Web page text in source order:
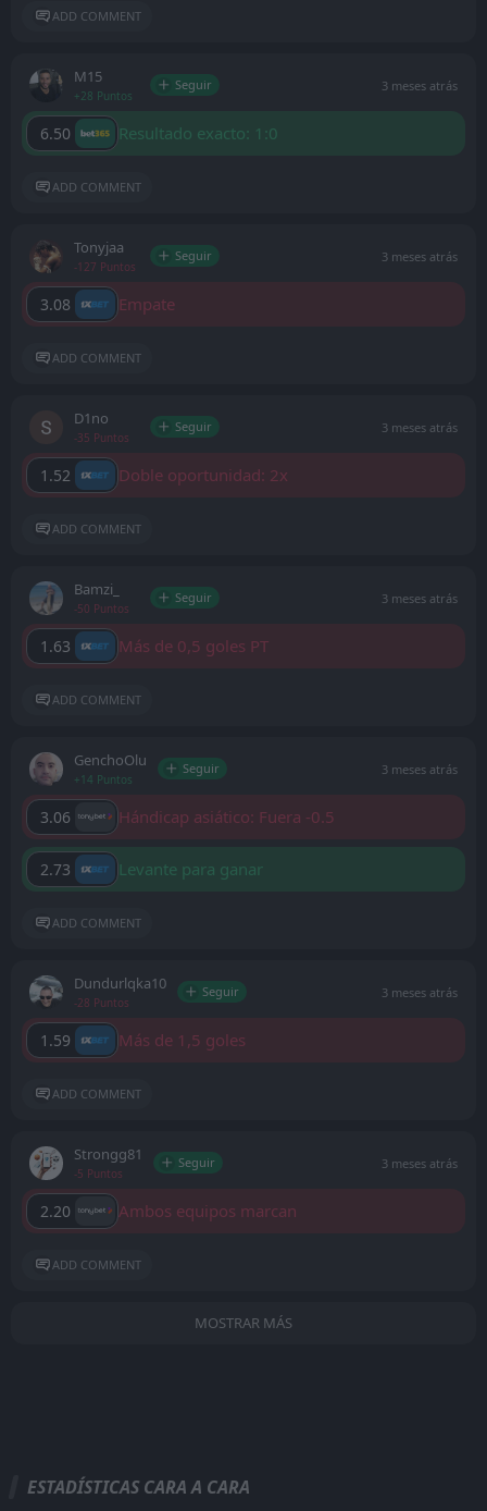
ADD COMMENT
M15
+28 Puntos
Seguir 3 meses atrás
6.50 Resultado exacto: 1:0
ADD COMMENT
Tonyjaa
-127 Puntos
Seguir 3 meses atrás
3.08 Empate
ADD COMMENT
D1no
-35 Puntos
Seguir 3 meses atrás
1.52 Doble oportunidad: 2x
ADD COMMENT
Bamzi_
-50 Puntos
Seguir 3 meses atrás
1.63 Más de 0,5 goles PT
ADD COMMENT
GenchoOlu
+14 Puntos
Seguir 3 meses atrás
3.06 Hándicap asiático: Fuera -0.5
2.73 Levante para ganar
ADD COMMENT
Dundurlqka10
-28 Puntos
Seguir 3 meses atrás
1.59 Más de 1,5 goles
ADD COMMENT
Strongg81
-5 Puntos
Seguir 3 meses atrás
2.20 Ambos equipos marcan
ADD COMMENT
MOSTRAR MÁS
ESTADÍSTICAS CARA A CARA